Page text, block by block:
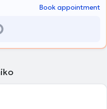
Book appointment